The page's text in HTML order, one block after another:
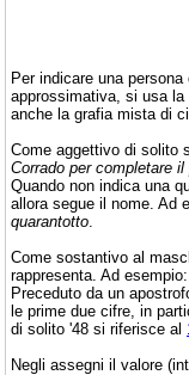
Per indicare una
approssimativa, si usa la
anche la grafia mista di
Come aggettivo di solito
Corrado per completare
Quando non indica una
allora segue il nome. Ad
quarantotto
Come sostantivo al
rappresenta. Ad esempio:
Preceduto da un
le prime due cifre, in
di solito '48 si riferisce al
Negli assegni il valore